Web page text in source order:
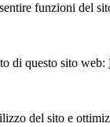
funzioni del
di questo sito web:
del sito e